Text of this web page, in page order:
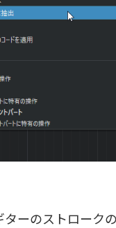
ーのストローク